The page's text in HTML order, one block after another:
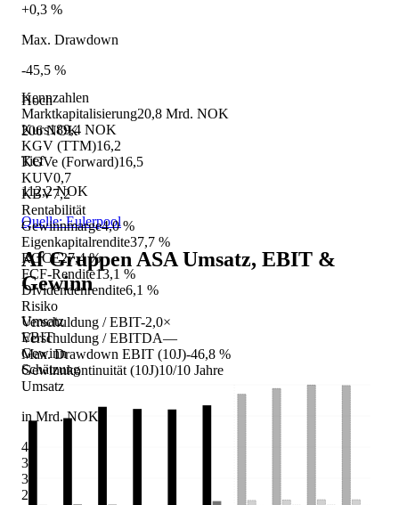
Kennzahlen
Marktkapitalisierung20,8 Mrd. NOK
Kurs189,4 NOK
KGV (TTM)16,2
KGVe (Forward)16,5
KUV0,7
KBV7,2
Rentabilität
Gewinnmarge4,0 %
Eigenkapitalrendite37,7 %
ROCE27,4 %
FCF-Rendite13,1 %
Dividendenrendite6,1 %
Risiko
Verschuldung / EBIT-2,0×
Verschuldung / EBITDA—
Max. Drawdown EBIT (10J)-46,8 %
Gewinnkontinuität (10J)10/10 Jahre
Umsatz
in Mrd. NOK
40
35
30
25
+0,3 %
Max. Drawdown
-45,5 %
Hoch
206 NOK
Tief
112,2 NOK
Quelle: Eulerpool
Af Gruppen ASA Umsatz, EBIT &
Gewinn
Umsatz
EBIT
Gewinn
Schätzung